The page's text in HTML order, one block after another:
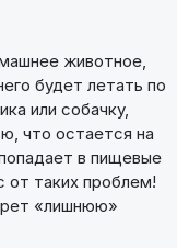
животное,
будет летать по
или собачку,
что остается на
в пищевые
от таких проблем!
«лишнюю»